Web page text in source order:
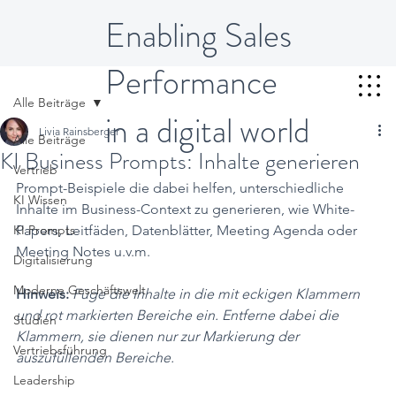
Enabling Sales
Performance
in a digital world
Alle Beiträge
Vertrieb
KI Wissen
KI Prompts
Digitalisierung
Moderne Geschäftswelt
Studien
Vertriebsführung
Leadership
Alle Beiträge
KI Business Prompts: Inhalte generieren
Livia Rainsberger
Prompt-Beispiele die dabei helfen, unterschiedliche
Inhalte im Business-Context zu generieren, wie White-
Papers, Leitfäden, Datenblätter, Meeting Agenda oder
Meeting Notes u.v.m.
Hinweis: Füge die Inhalte in die mit eckigen Klammern
und rot markierten Bereiche ein. Entferne dabei die
Klammern, sie dienen nur zur Markierung der
auszufüllenden Bereiche.